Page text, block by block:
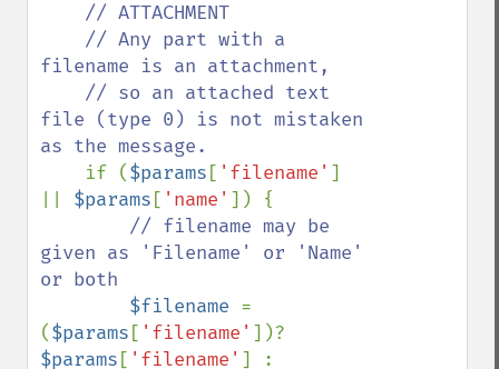
// ATTACHMENT
filename is an attachment,
file (type 0) is not mistaken
as the message.
if ($params [ 'filename' ]
$params [ 'name' ]) {
// filename may be
given as 'Filename' or 'Name'
or both
$filename =
($params [ 'filename'
$params [ 'filename'